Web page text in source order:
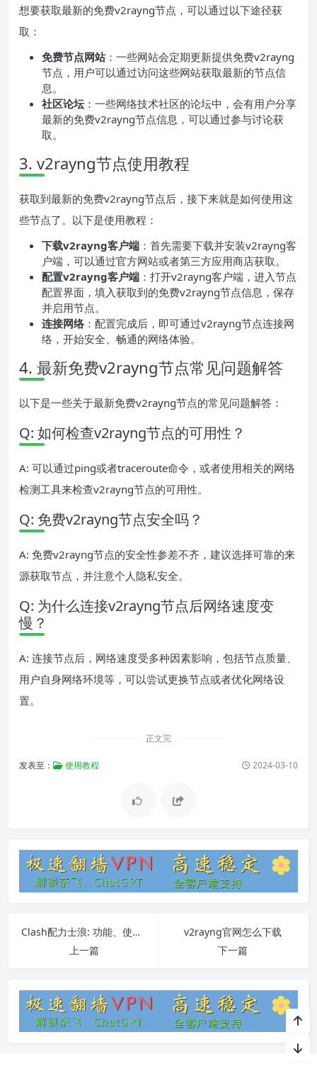
想要获取最新的免费v2rayng节点，可以通过以下途径获
取：
免费节点网站：一些网站会定期更新提供免费v2rayng
节点，用户可以通过访问这些网站获取最新的节点信
息。
社区论坛 ：一些网络技术社区的论坛中，会有用户分享
最新的免费v2rayng节点信息，可以通过参与讨论获
取。
3. v2rayng节点使用教程
获取到最新的免费v2rayng节点后，接下来就是如何使用这
些节点了。以下是使用教程：
下载v2rayng客户端 ：首先需要下载并安装v2rayng客
户端，可以通过官方网站或者第三方应用商店获取。
配置v2rayng客户端 ：打开v2rayng客户端，进入节点
配置界面，填入获取到的免费v2rayng节点信息，保存
并启用节点。
连接网络：配置完成后，即可通过v2rayng节点连接网
络，开始安全、畅通的网络体验。
4. 最新免费v2rayng节点常见问题解答
以下是一些关于最新免费v2rayng节点的常见问题解答：
Q: 如何检查v2rayng节点的可用性？
A: 可以通过ping或者traceroute命令，或者使用相关的网络
检测工具来检查v2rayng节点的可用性。
Q: 免费v2rayng节点安全吗？
A: 免费v2rayng节点的安全性参差不齐，建议选择可靠的来
源获取节点，并注意个人隐私安全。
Q: 为什么连接v2rayng节点后网络速度变
慢？
A: 连接节点后，网络速度受多种因素影响，包括节点质量、
用户自身网络环境等，可以尝试更换节点或者优化网络设
置。
正文完
发表至： 使用教程 2024-03-10
Clash配力士浪: 功能、使用方法、常见问题详解
上一篇
v2rayng官网怎么下载
下一篇